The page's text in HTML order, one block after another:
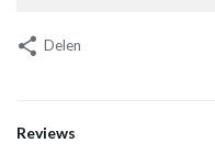
Delen
Reviews